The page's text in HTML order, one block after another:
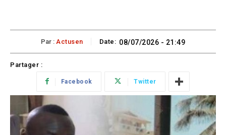
Par : Actusen Date: 08/07/2026 - 21:49
Partager :
Facebook Twitter